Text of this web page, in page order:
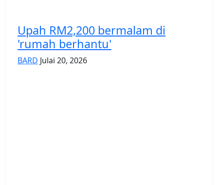
Upah RM2,200 bermalam di
'rumah berhantu'
BARD Julai 20, 2026